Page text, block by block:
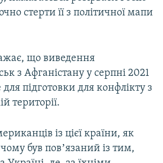
стерти її з політичної мапи
що виведення
з Афганістану у серпні 2021
підготовки для конфлікту з
території.
із цієї країни, як
був повʼязаний із тим,